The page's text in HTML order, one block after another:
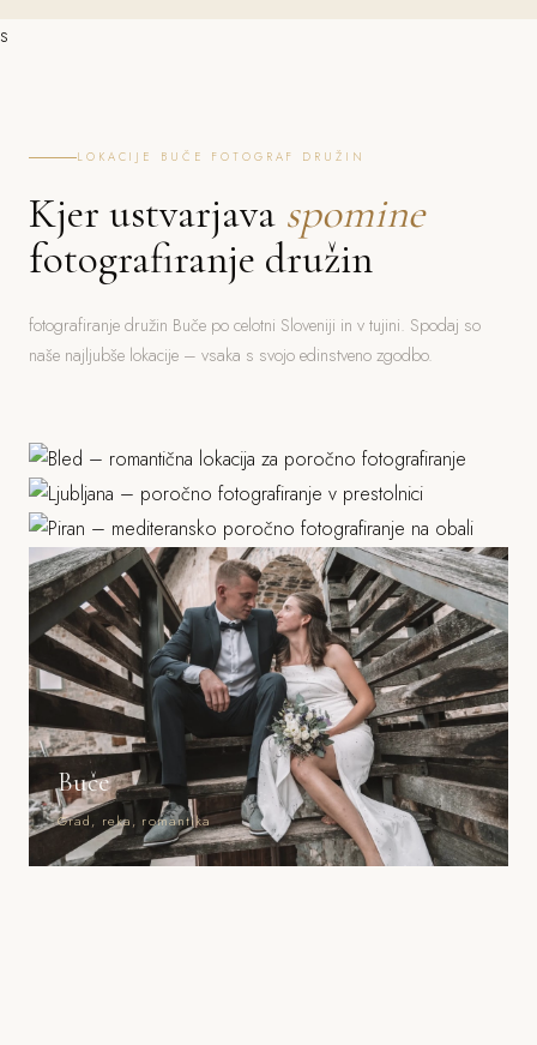
s
LOKACIJE BUČE FOTOGRAF DRUŽIN
Kjer ustvarjava spomine
fotografiranje družin
fotografiranje družin Buče po celotni Sloveniji in v tujini. Spodaj so
naše najljubše lokacije – vsaka s svojo edinstveno zgodbo.
Grad, stara mesta, parki
Piran
Morje, mediteranska arhitektura
Buče
Grad, reka, romantika